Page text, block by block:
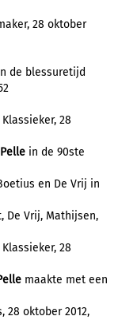
28 oktober
de blessuretijd
28
Pelle in de 90ste
en De Vrij in
De Vrij, Mathijsen,
28
maakte met een
28 oktober 2012,